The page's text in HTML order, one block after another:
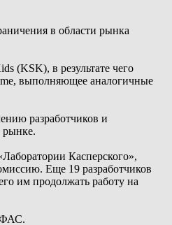
в области рынка
(KSK), в результате чего
выполняющее аналогичные
разработчиков и
рынке.
Касперского»,
Еще 19 разработчиков
им продолжать работу на
ФАС.